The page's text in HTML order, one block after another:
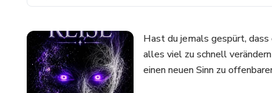
Hast du jemals gespürt,
alles viel zu schnell
einen neuen Sinn zu